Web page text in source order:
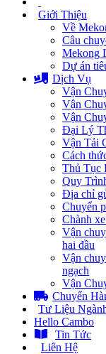
Giới Thiệu
Về
Câu
Mekong
Dự án
Dịch Vụ
Vận
Vận
Vận
Đại Lý
Vận Tải
Cách
Thủ Tục
Quy
Địa chỉ
Chuyển
Chành
Vận
hai đầu
Vận
ngạch
Vận
Chuyển
Tư Liệu
Hello Cambo
Tin Tức
Liên Hệ